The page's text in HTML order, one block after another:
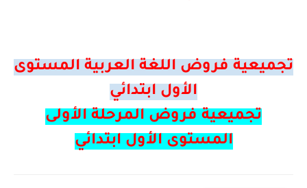
تجميعية فروض اللغة العربية المستوى
الأول ابتدائي
تجميعية فروض المرحلة الأولى
المستوى الأول ابتدائي